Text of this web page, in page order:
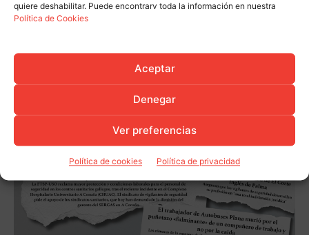
quiere deshabilitar. Puede encontrarv toda la información en nuestra
Política de Cookies
Aceptar
Denegar
Ver preferencias
Política de cookies Política de privacidad